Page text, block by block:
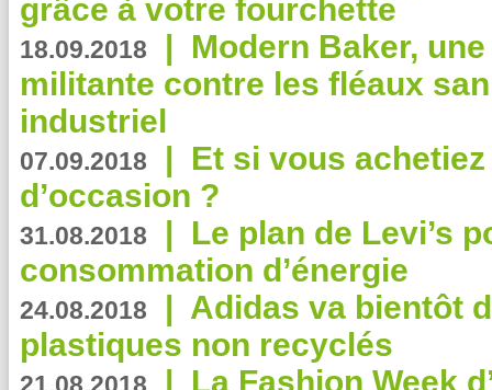
grâce à votre fourchette
18.09.2018 | Modern Baker,
militante contre les fléaux
industriel
07.09.2018 | Et si vous
d’occasion ?
31.08.2018 | Le plan de Levi’s
consommation d’énergie
24.08.2018 | Adidas va bientôt
plastiques non recyclés
| La Fashion Week